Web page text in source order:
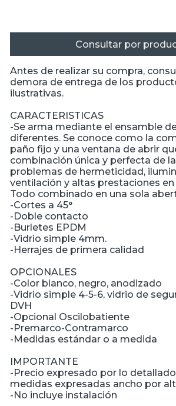
Consultar por
Antes de realizar su compra,
demora de entrega de los
ilustrativas.
CARACTERISTICAS
-Se arma mediante el ensamble
diferentes. Se conoce como la
paño fijo y una ventana de abrir
combinación única y perfecta de
problemas de hermeticidad,
ventilación y altas prestaciones
Todo combinado en una sola
-Cortes a 45°
-Doble contacto
-Burletes EPDM
-Vidrio simple 4mm.
-Herrajes de primera calidad
OPCIONALES
-Color blanco, negro, anodizado
-Vidrio simple 4-5-6, vidrio de
DVH
-Opcional Oscilobatiente
-Premarco-Contramarco
-Medidas estándar o a medida
IMPORTANTE
-Precio expresado por lo
medidas expresadas ancho por
-No incluye instalación